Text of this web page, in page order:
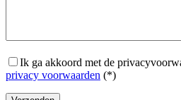
Ik ga akkoord met de
privacy voorwaarden (*)